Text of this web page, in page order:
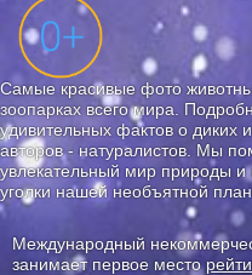
Самые красивые фото
зоопарках всего мира.
удивительных фактов о
авторов - натуралистов. Мы
увлекательный мир природы и
уголки нашей необъятной
Международный
занимает первое место